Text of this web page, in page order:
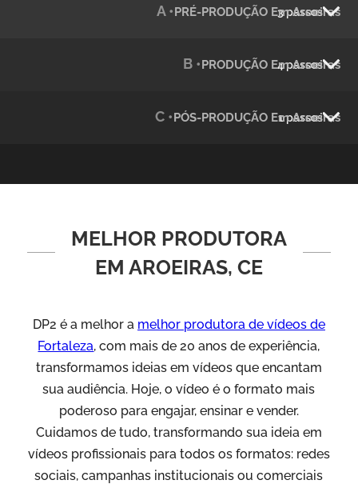
Julândia
Green Process
Vídeos de Produtos e Serviços
A •PRÉ-PRODUÇÃO Em Aroeiras
3 passos
B •PRODUÇÃO Em Aroeiras
4 passos
C •PÓS-PRODUÇÃO Em Aroeiras
1 passos
MELHOR PRODUTORA
EM AROEIRAS, CE
DP2 é a melhor a melhor produtora de vídeos de
Fortaleza, com mais de 20 anos de experiência,
transformamos ideias em vídeos que encantam
sua audiência. Hoje, o vídeo é o formato mais
poderoso para engajar, ensinar e vender.
Cuidamos de tudo, transformando sua ideia em
vídeos profissionais para todos os formatos: redes
sociais, campanhas institucionais ou comerciais